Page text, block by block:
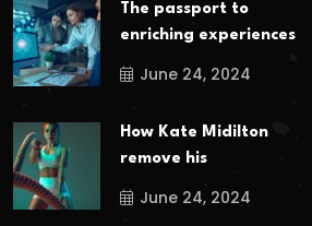
The passport to
enriching experiences
June 24, 2024
How Kate Midilton
remove his
June 24, 2024